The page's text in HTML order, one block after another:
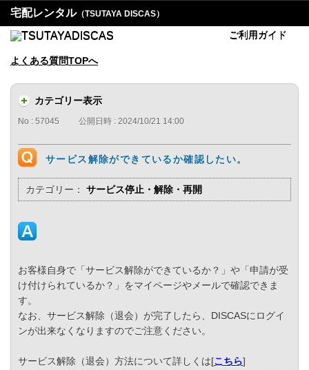
宅配レンタル（TSUTAYA DISCAS）
ご利用ガイド
よくある質問TOPへ
カテゴリー表示
No : 57045 公開日時 : 2024/10/21 14:00
サービス解除ができているか確認したい。
カテゴリー： サービス停止・解除・再開
お客様自身で「サービス解除ができているか？」や「申請が受
け付けられているか？」をマイページやメールで確認できま
す。
なお、サービス解除（退会）が完了したら、DISCASにログイ
ンが出来なくなりますのでご注意ください。
サービス解除（退会）方法について詳しくは[こちら]